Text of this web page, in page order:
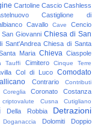
Cartoline Cascio Cashless
Castiglione di
Cavallo Cave Cencio
Giovanni Chiesa di San
Sant'Andrea Chiesa di Santa
Maria Chieva Ciaspole
Tauffi Cimitero
Cinque Terre
Col di Luco Comodato
Contrario Contributi
Coreglia Coronato
Costanza
criptovalute Cusna Cutigliano
Della Robbia
Detrazioni
Doganaccia Dolomiti
Doppio